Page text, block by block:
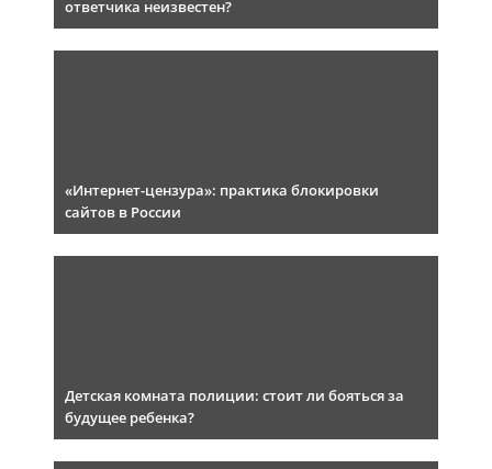
ответчика неизвестен?
«Интернет-цензура»: практика блокировки
сайтов в России
Детская комната полиции: стоит ли бояться за
будущее ребенка?